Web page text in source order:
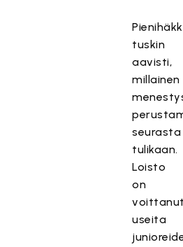
tuskin
aavisti,
millainen
seurasta
tulikaan.
Loisto
on
voittanut
useita